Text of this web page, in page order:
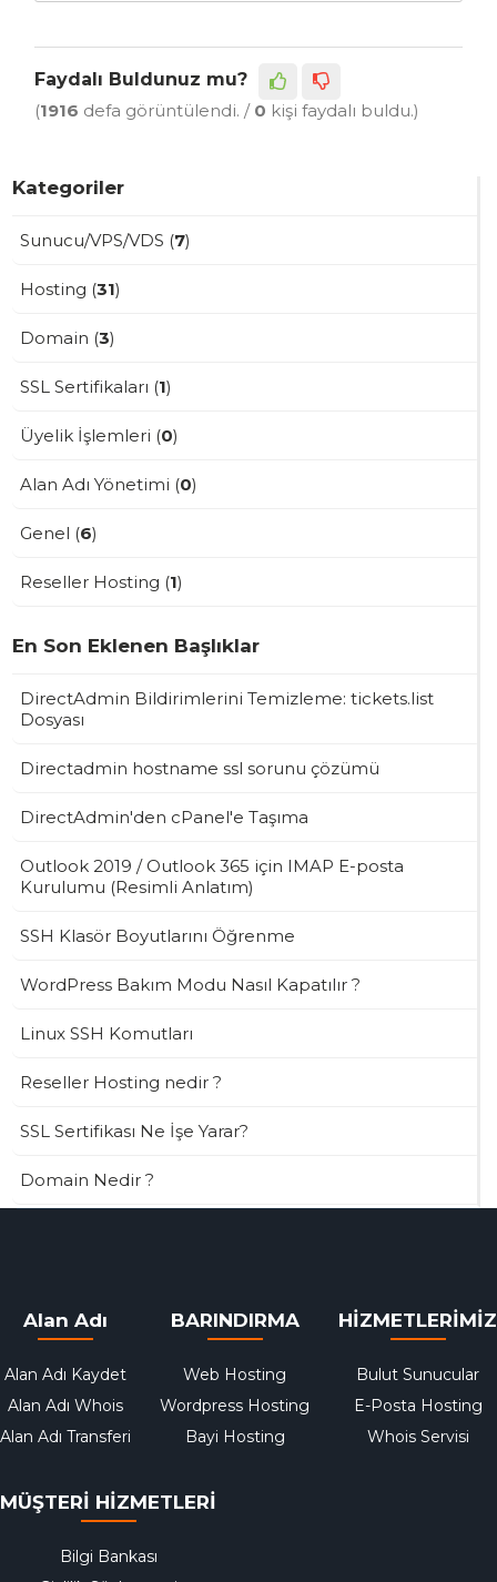
Faydalı Buldunuz mu?
(1916 defa görüntülendi. / 0 kişi faydalı buldu.)
Kategoriler
Sunucu/VPS/VDS (7)
Hosting (31)
Domain (3)
SSL Sertifikaları (1)
Üyelik İşlemleri (0)
Alan Adı Yönetimi (0)
Genel (6)
Reseller Hosting (1)
En Son Eklenen Başlıklar
DirectAdmin Bildirimlerini Temizleme: tickets.list
Dosyası
Directadmin hostname ssl sorunu çözümü
DirectAdmin'den cPanel'e Taşıma
Outlook 2019 / Outlook 365 için IMAP E-posta
Kurulumu (Resimli Anlatım)
SSH Klasör Boyutlarını Öğrenme
WordPress Bakım Modu Nasıl Kapatılır ?
Linux SSH Komutları
Reseller Hosting nedir ?
SSL Sertifikası Ne İşe Yarar?
Domain Nedir ?
Alan Adı
Alan Adı Kaydet
Alan Adı Whois
Alan Adı Transferi
BARINDIRMA
Web Hosting
Wordpress Hosting
Bayi Hosting
HİZMETLERİMİZ
Bulut Sunucular
E-Posta Hosting
Whois Servisi
MÜŞTERİ HİZMETLERİ
Bilgi Bankası